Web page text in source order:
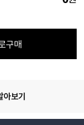
구매
아보기